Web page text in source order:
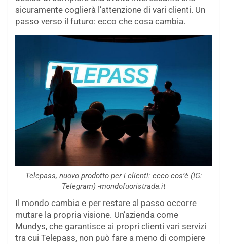
sicuramente coglierà l’attenzione di vari clienti. Un
passo verso il futuro: ecco che cosa cambia.
Telepass, nuovo prodotto per i clienti: ecco cos’è (IG:
Telegram) -mondofuoristrada.it
Il mondo cambia e per restare al passo occorre
mutare la propria visione. Un’azienda come
Mundys, che garantisce ai propri clienti vari servizi
tra cui Telepass, non può fare a meno di compiere